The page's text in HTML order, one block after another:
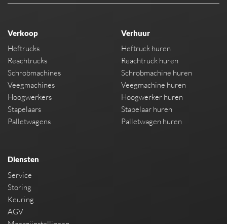
Verkoop
Heftrucks
Reachtrucks
Schrobmachines
Veegmachines
Hoogwerkers
Stapelaars
Palletwagens
Verhuur
Heftruck huren
Reachtruck huren
Schrobmachine huren
Veegmachine huren
Hoogwerker huren
Stapelaar huren
Palletwagen huren
Diensten
Service
Storing
Keuring
AGV